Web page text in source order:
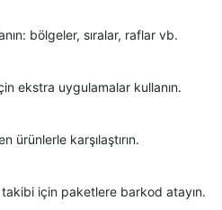
bölgeler, sıralar, raflar vb.
ekstra uygulamalar kullanın.
karşılaştırın.
için paketlere barkod atayın.